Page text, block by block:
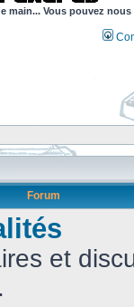
main... Vous pouvez
Forum
et